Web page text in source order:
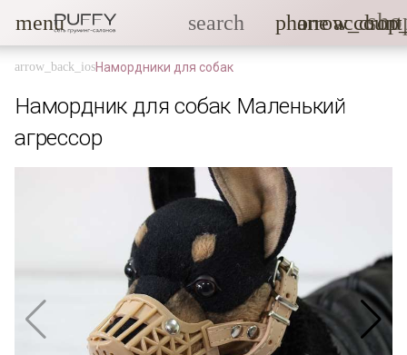
menu search phone
Намордники для собак
Намордник для собак Маленький
агрессор